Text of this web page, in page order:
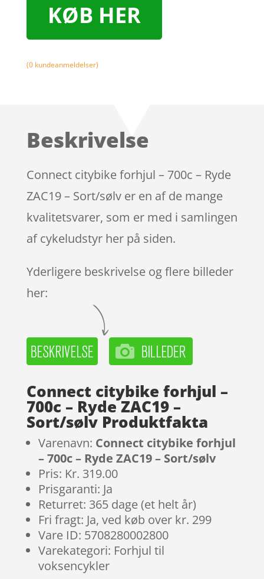
KØB HER
(0kundeanmeldelser)
Beskrivelse
Connect citybike forhjul – 700c – Ryde
ZAC19 – Sort/sølv er en af de mange
kvalitetsvarer, som er med i samlingen
af cykeludstyr her på siden.
Yderligere beskrivelse og flere billeder
her:
Connect citybike forhjul –
700c – Ryde ZAC19 –
Sort/sølv Produktfakta
Varenavn: Connect citybike forhjul
– 700c – Ryde ZAC19 – Sort/sølv
Pris: Kr. 319.00
Prisgaranti: Ja
Returret: 365 dage (et helt år)
Fri fragt: Ja, ved køb over kr. 299
Vare ID: 5708280002800
Varekategori: Forhjul til
voksencykler